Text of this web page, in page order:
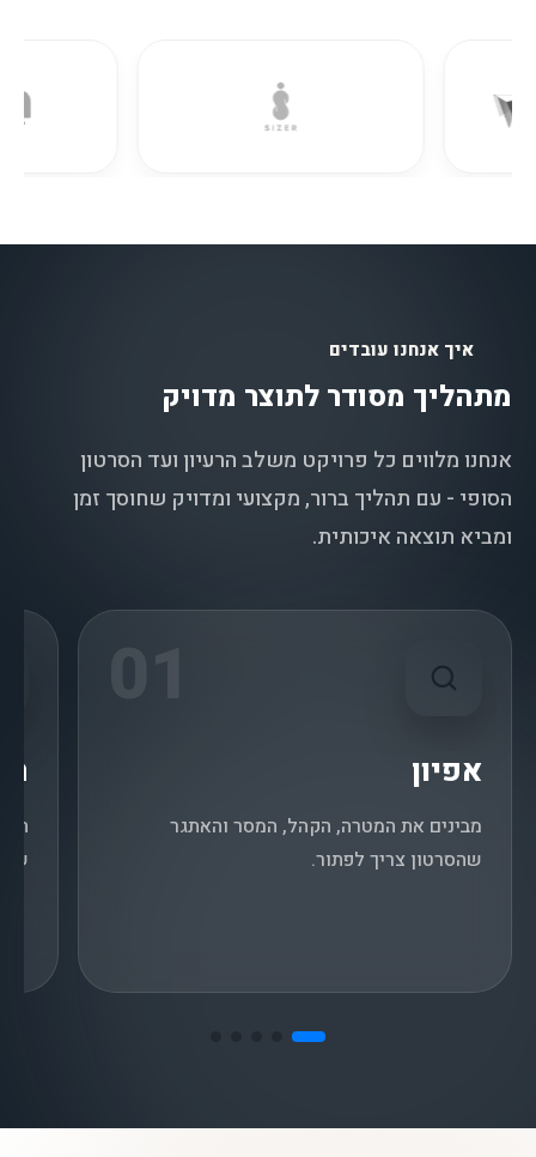
איך אנחנו עובדים
מתהליך מסודר לתוצר מדויק
אנחנו מלווים כל פרויקט משלב הרעיון ועד הסרטון
הסופי - עם תהליך ברור, מקצועי ומדויק שחוסך זמן
ומביא תוצאה איכותית.
אפיון
מבינים את המטרה, הקהל, המסר והאתגר
שהסרטון צריך לפתור.